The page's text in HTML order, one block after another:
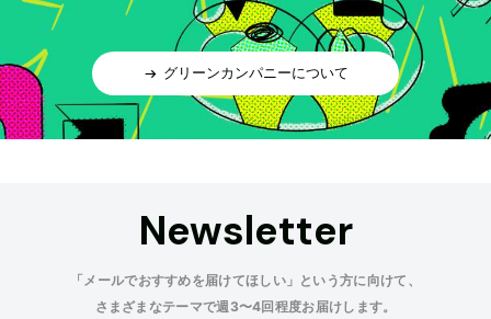
グリーンカンパニーについて
Newsletter
「メールでおすすめを届けてほしい」という方に向けて、
さまざまなテーマで週3〜4回程度お届けします。